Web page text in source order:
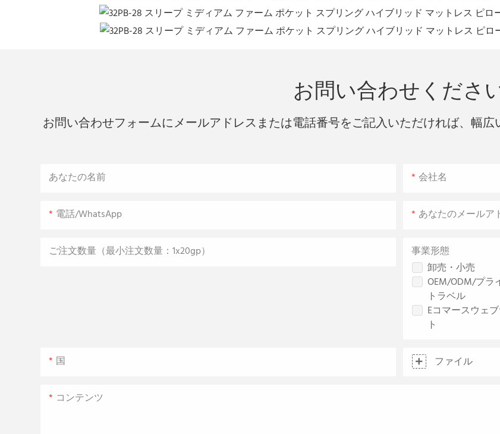
お問い合わせくださ
お問い合わせフォームにメールアドレスまたは電話番号をご記入いただければ、幅広
あなたの名前 会社名
電話/WhatsApp あなたのメールア
ご注文数量（最小注文数量：1x20gp）
卸売・小売
OEM/ODM/プラ
トラベル
Eコマースウェ
ト
事業形態
国 ファイル
コンテンツ